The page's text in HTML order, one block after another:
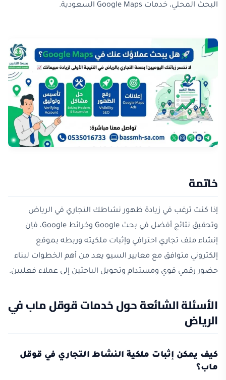
البحث المحلي، خدمات Google Maps السعودية.
خاتمة
إذا كنت ترغب في زيادة ظهور نشاطك التجاري في الرياض
وتحقيق نتائج أفضل في بحث Google وخرائط Google، فإن
إنشاء ملف تجاري احترافي وإثبات ملكيته وربطه بموقع
إلكتروني متوافق مع معايير السيو يعد من أهم الخطوات لبناء
حضور رقمي قوي ومستدام وتحويل الباحثين إلى عملاء فعليين.
الأسئلة الشائعة حول خدمات قوقل ماب في
الرياض
كيف يمكن إثبات ملكية النشاط التجاري في قوقل
ماب؟